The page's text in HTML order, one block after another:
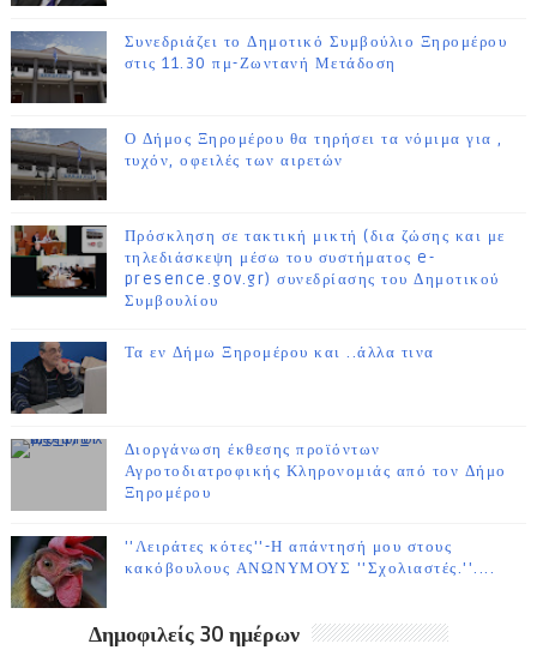
Συνεδριάζει το Δημοτικό Συμβούλιο Ξηρομέρου
στις 11.30 πμ-Ζωντανή Μετάδοση
Ο Δήμος Ξηρομέρου θα τηρήσει τα νόμιμα για ,
τυχόν, οφειλές των αιρετών
Πρόσκληση σε τακτική μικτή (δια ζώσης και με
τηλεδιάσκεψη μέσω του συστήματος e-
presence.gov.gr) συνεδρίασης του Δημοτικού
Συμβουλίου
Τα εν Δήμω Ξηρομέρου και ..άλλα τινα
Διοργάνωση έκθεσης προϊόντων
Αγροτοδιατροφικής Κληρονομιάς από τον Δήμο
Ξηρομέρου
''Λειράτες κότες''-Η απάντησή μου στους
κακόβουλους ΑΝΩΝΥΜΟΥΣ ''Σχολιαστές.''....
Δημοφιλείς 30 ημέρων